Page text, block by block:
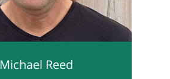
Michael Reed